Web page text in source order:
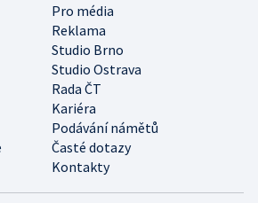
Pro média
Reklama
Studio Brno
Studio Ostrava
Rada ČT
Kariéra
Podávání námětů
Časté dotazy
Kontakty